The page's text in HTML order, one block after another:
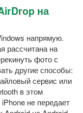
на
напрямую.
рассчитана на
фото с
другие способы:
сервис или
в этом
не передает